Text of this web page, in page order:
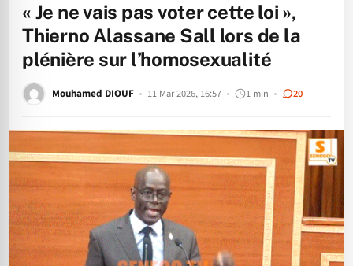
« Je ne vais pas voter cette loi »,
Thierno Alassane Sall lors de la
plénière sur l’homosexualité
Mouhamed DIOUF 11 Mar 2026, 16:57 1 min 20